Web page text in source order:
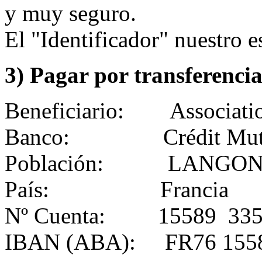
y muy seguro.
El "Identificador" nuestro
3) Pagar por
Beneficiario:
Banco: Crédit
Población: LANGON
País: Francia
Nº Cuenta: 15589
IBAN (ABA): FR76 1558